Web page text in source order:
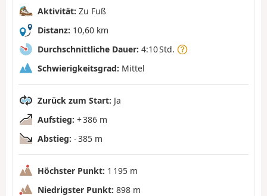
Aktivität: Zu Fuß
Distanz: 10,60 km
Durchschnittliche Dauer: 4:10 Std.
Schwierigkeitsgrad: Mittel
Zurück zum Start: Ja
Aufstieg: + 386 m
Abstieg: - 385 m
Höchster Punkt: 1 195 m
Niedrigster Punkt: 898 m